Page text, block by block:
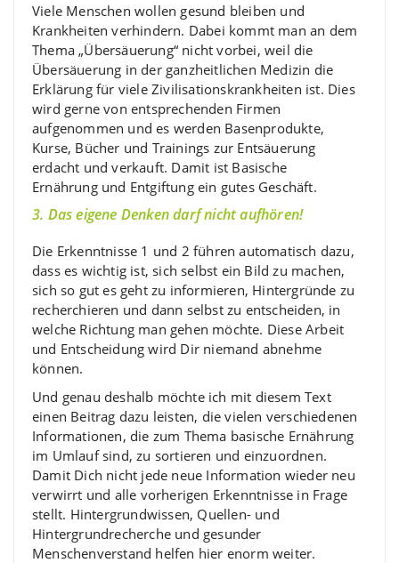
Viele Menschen wollen gesund bleiben und
Krankheiten verhindern. Dabei kommt man an dem
Thema „Übersäuerung“ nicht vorbei, weil die
Übersäuerung in der ganzheitlichen Medizin die
Erklärung für viele Zivilisationskrankheiten ist. Dies
wird gerne von entsprechenden Firmen
aufgenommen und es werden Basenprodukte,
Kurse, Bücher und Trainings zur Entsäuerung
erdacht und verkauft. Damit ist Basische
Ernährung und Entgiftung ein gutes Geschäft.
3. Das eigene Denken darf nicht aufhören!
Die Erkenntnisse 1 und 2 führen automatisch dazu,
dass es wichtig ist, sich selbst ein Bild zu machen,
sich so gut es geht zu informieren, Hintergründe zu
recherchieren und dann selbst zu entscheiden, in
welche Richtung man gehen möchte. Diese Arbeit
und Entscheidung wird Dir niemand abnehme
können.
Und genau deshalb möchte ich mit diesem Text
einen Beitrag dazu leisten, die vielen verschiedenen
Informationen, die zum Thema basische Ernährung
im Umlauf sind, zu sortieren und einzuordnen.
Damit Dich nicht jede neue Information wieder neu
verwirrt und alle vorherigen Erkenntnisse in Frage
stellt. Hintergrundwissen, Quellen- und
Hintergrundrecherche und gesunder
Menschenverstand helfen hier enorm weiter.